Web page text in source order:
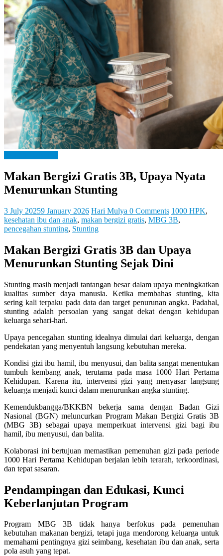
You
Feel
It
Makan Bergizi Gratis 3B, Upaya Nyata
Menurunkan Stunting
3 July 20259 January 2026 Hari Mulya 0 Comments 1000 HPK,
kesehatan ibu dan anak, makan bergizi gratis, MBG 3B,
pencegahan stunting, Stunting
Makan Bergizi Gratis 3B dan Upaya
Menurunkan Stunting Sejak Dini
Stunting masih menjadi tantangan besar dalam upaya meningkatkan
kualitas sumber daya manusia. Ketika membahas stunting, kita
sering kali terpaku pada data dan target penurunan angka. Padahal,
stunting adalah persoalan yang sangat dekat dengan kehidupan
keluarga sehari-hari.
Upaya pencegahan stunting idealnya dimulai dari keluarga, dengan
pendekatan yang menyentuh langsung kebutuhan mereka.
Kondisi gizi ibu hamil, ibu menyusui, dan balita sangat menentukan
tumbuh kembang anak, terutama pada masa 1000 Hari Pertama
Kehidupan. Karena itu, intervensi gizi yang menyasar langsung
keluarga menjadi kunci dalam menurunkan angka stunting.
Kemendukbangga/BKKBN bekerja sama dengan Badan Gizi
Nasional (BGN) meluncurkan Program Makan Bergizi Gratis 3B
(MBG 3B) sebagai upaya memperkuat intervensi gizi bagi ibu
hamil, ibu menyusui, dan balita.
Kolaborasi ini bertujuan memastikan pemenuhan gizi pada periode
1000 Hari Pertama Kehidupan berjalan lebih terarah, terkoordinasi,
dan tepat sasaran.
Pendampingan dan Edukasi, Kunci
Keberlanjutan Program
Program MBG 3B tidak hanya berfokus pada pemenuhan
kebutuhan makanan bergizi, tetapi juga mendorong keluarga untuk
memahami pentingnya gizi seimbang, kesehatan ibu dan anak, serta
pola asuh yang tepat.